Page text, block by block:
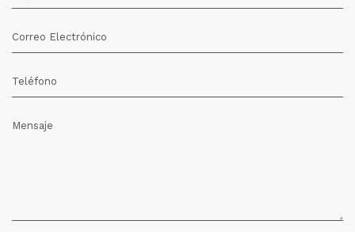
Correo Electrónico
Teléfono
Mensaje